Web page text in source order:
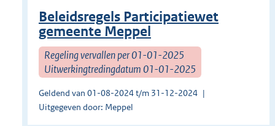
Beleidsregels Participatiewet
gemeente Meppel
Regeling vervallen per 01-01-2025
Uitwerkingtredingdatum 01-01-2025
Geldend van 01-08-2024 t/m 31-12-2024
Uitgegeven door: Meppel